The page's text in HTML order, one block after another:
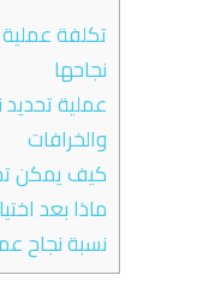
تكلفة
نجاحها
عملية تحديد
والخرافات
كيف يمكن
ماذا بعد
نسبة نجاح